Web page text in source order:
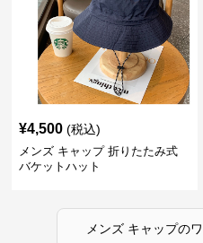
¥4,500 (税込)
メンズ キャップ 折りたたみ式
バケットハット
メンズ キャップの